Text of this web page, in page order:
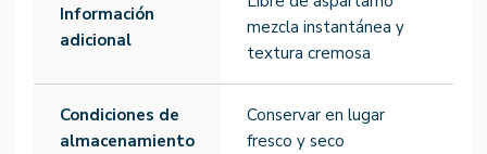
Información
adicional
mezcla instantánea y
textura cremosa
Condiciones de
almacenamiento
Conservar en lugar
fresco y seco